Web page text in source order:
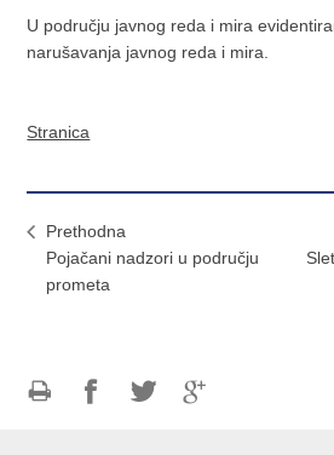
U području javnog reda i mira
narušavanja javnog reda i mira.
Stranica
Prethodna
Pojačani nadzori u području
prometa